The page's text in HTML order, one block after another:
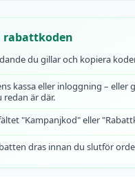
rabattkoden
du gillar och kopiera
kassa eller inloggning – eller
är där.
"Kampanjkod" eller
dras innan du slutför